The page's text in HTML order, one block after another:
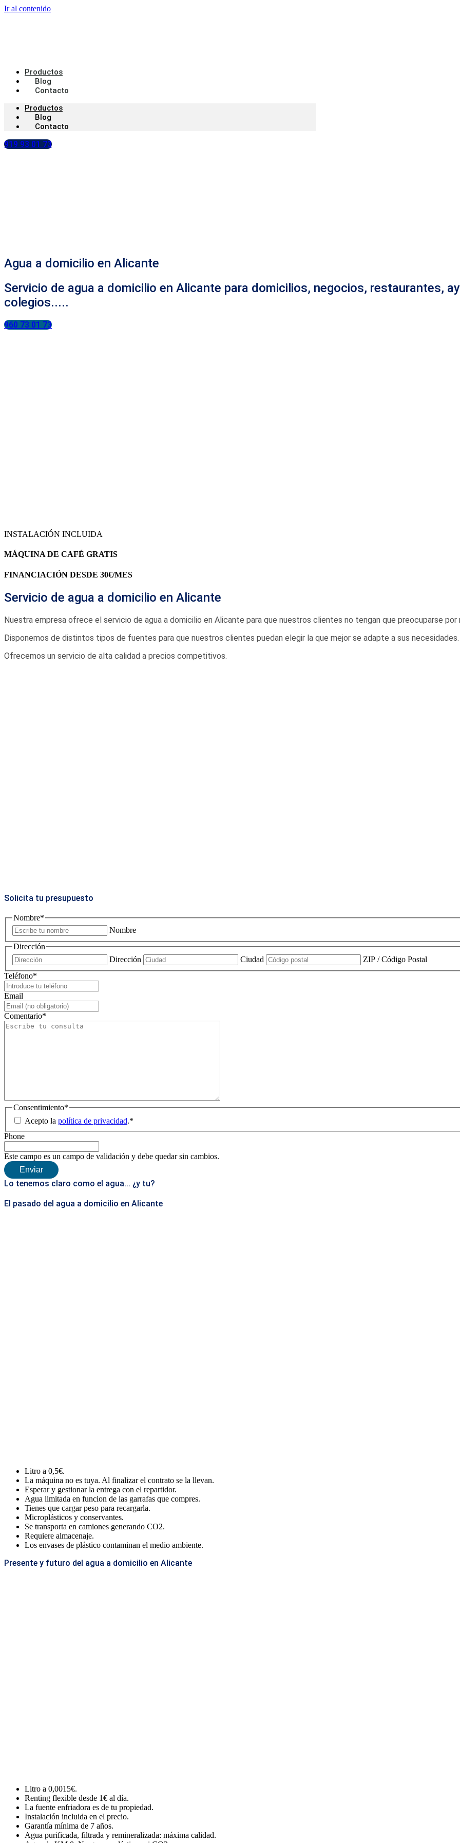
Ir al contenido
Productos
Blog
Contacto
Productos
Blog
Contacto
919 93 01 73
Agua a domicilio en Alicante
Servicio de agua a domicilio en Alicante para domicilios, negocios, restaurantes,
colegios.....
960 73 01 73
INSTALACIÓN INCLUIDA
MÁQUINA DE CAFÉ GRATIS
FINANCIACIÓN DESDE 30€/MES
Servicio de agua a domicilio en Alicante
Nuestra empresa ofrece el servicio de agua a domicilio en Alicante para que nuestros clientes no tengan que preocuparse por
Disponemos de distintos tipos de fuentes para que nuestros clientes puedan elegir la que mejor se adapte a sus necesidades.
Ofrecemos un servicio de alta calidad a precios competitivos.
Solicita tu presupuesto
Nombre*
Nombre
Dirección
Dirección
Ciudad
ZIP / Código Postal
Teléfono*
Email
Comentario*
Consentimiento*
Acepto la política de privacidad.*
Phone
Este campo es un campo de validación y debe quedar sin cambios.
Lo tenemos claro como el agua... ¿y tu?
El pasado del agua a domicilio en Alicante
Litro a 0,5€.
La máquina no es tuya. Al finalizar el contrato se la llevan.
Esperar y gestionar la entrega con el repartidor.
Agua limitada en funcion de las garrafas que compres.
Tienes que cargar peso para recargarla.
Microplásticos y conservantes.
Se transporta en camiones generando CO2.
Requiere almacenaje.
Los envases de plástico contaminan el medio ambiente.
Presente y futuro del agua a domicilio en Alicante
Litro a 0,0015€.
Renting flexible desde 1€ al día.
La fuente enfriadora es de tu propiedad.
Instalación incluida en el precio.
Garantía mínima de 7 años.
Agua purificada, filtrada y remineralizada: máxima calidad.